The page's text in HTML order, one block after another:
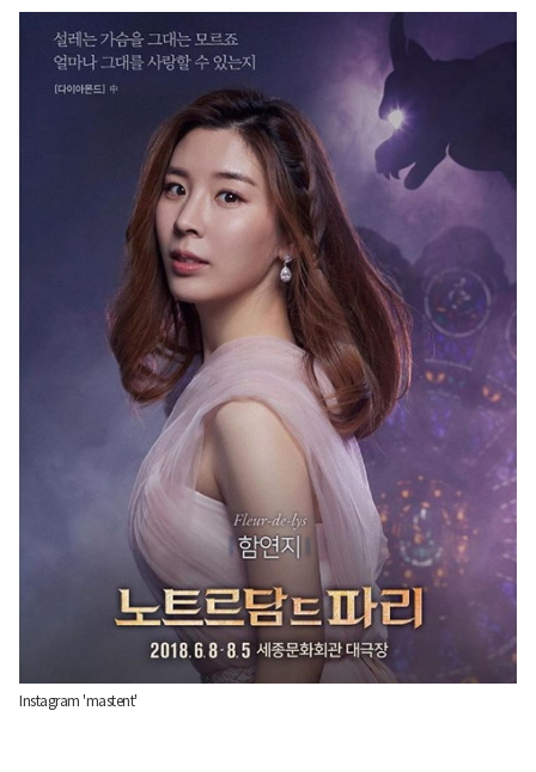
Instagram 'mastent'